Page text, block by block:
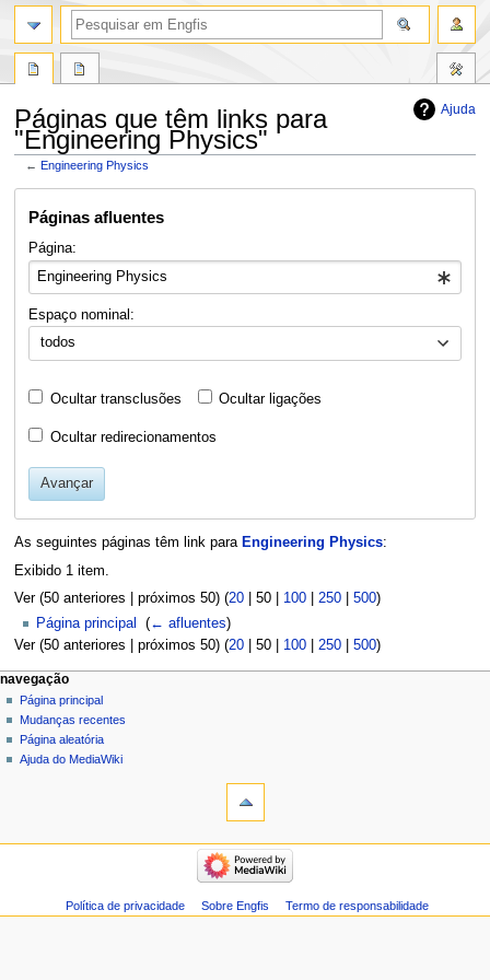
Ajuda
Páginas que têm links para
"Engineering Physics"
←Engineering Physics
para
paraPáginas afluentes
Página:
Espaço nominal:
todos
Ocultar transclusões Ocultar ligações
Ocultar redirecionamentos
Avançar
As seguintes páginas têm link para Engineering Physics:
Exibido 1 item.
Ver (50 anteriores próximos 50) (20| 50| 100| 250| 500)
Página principal
(← afluentes)
Ver (50 anteriores próximos 50) (20| 50| 100| 250| 500)
navegação
Página principal
Mudanças recentes
Página aleatória
Ajuda do MediaWiki
Política de privacidade Sobre Engfis Termo de responsabilidade